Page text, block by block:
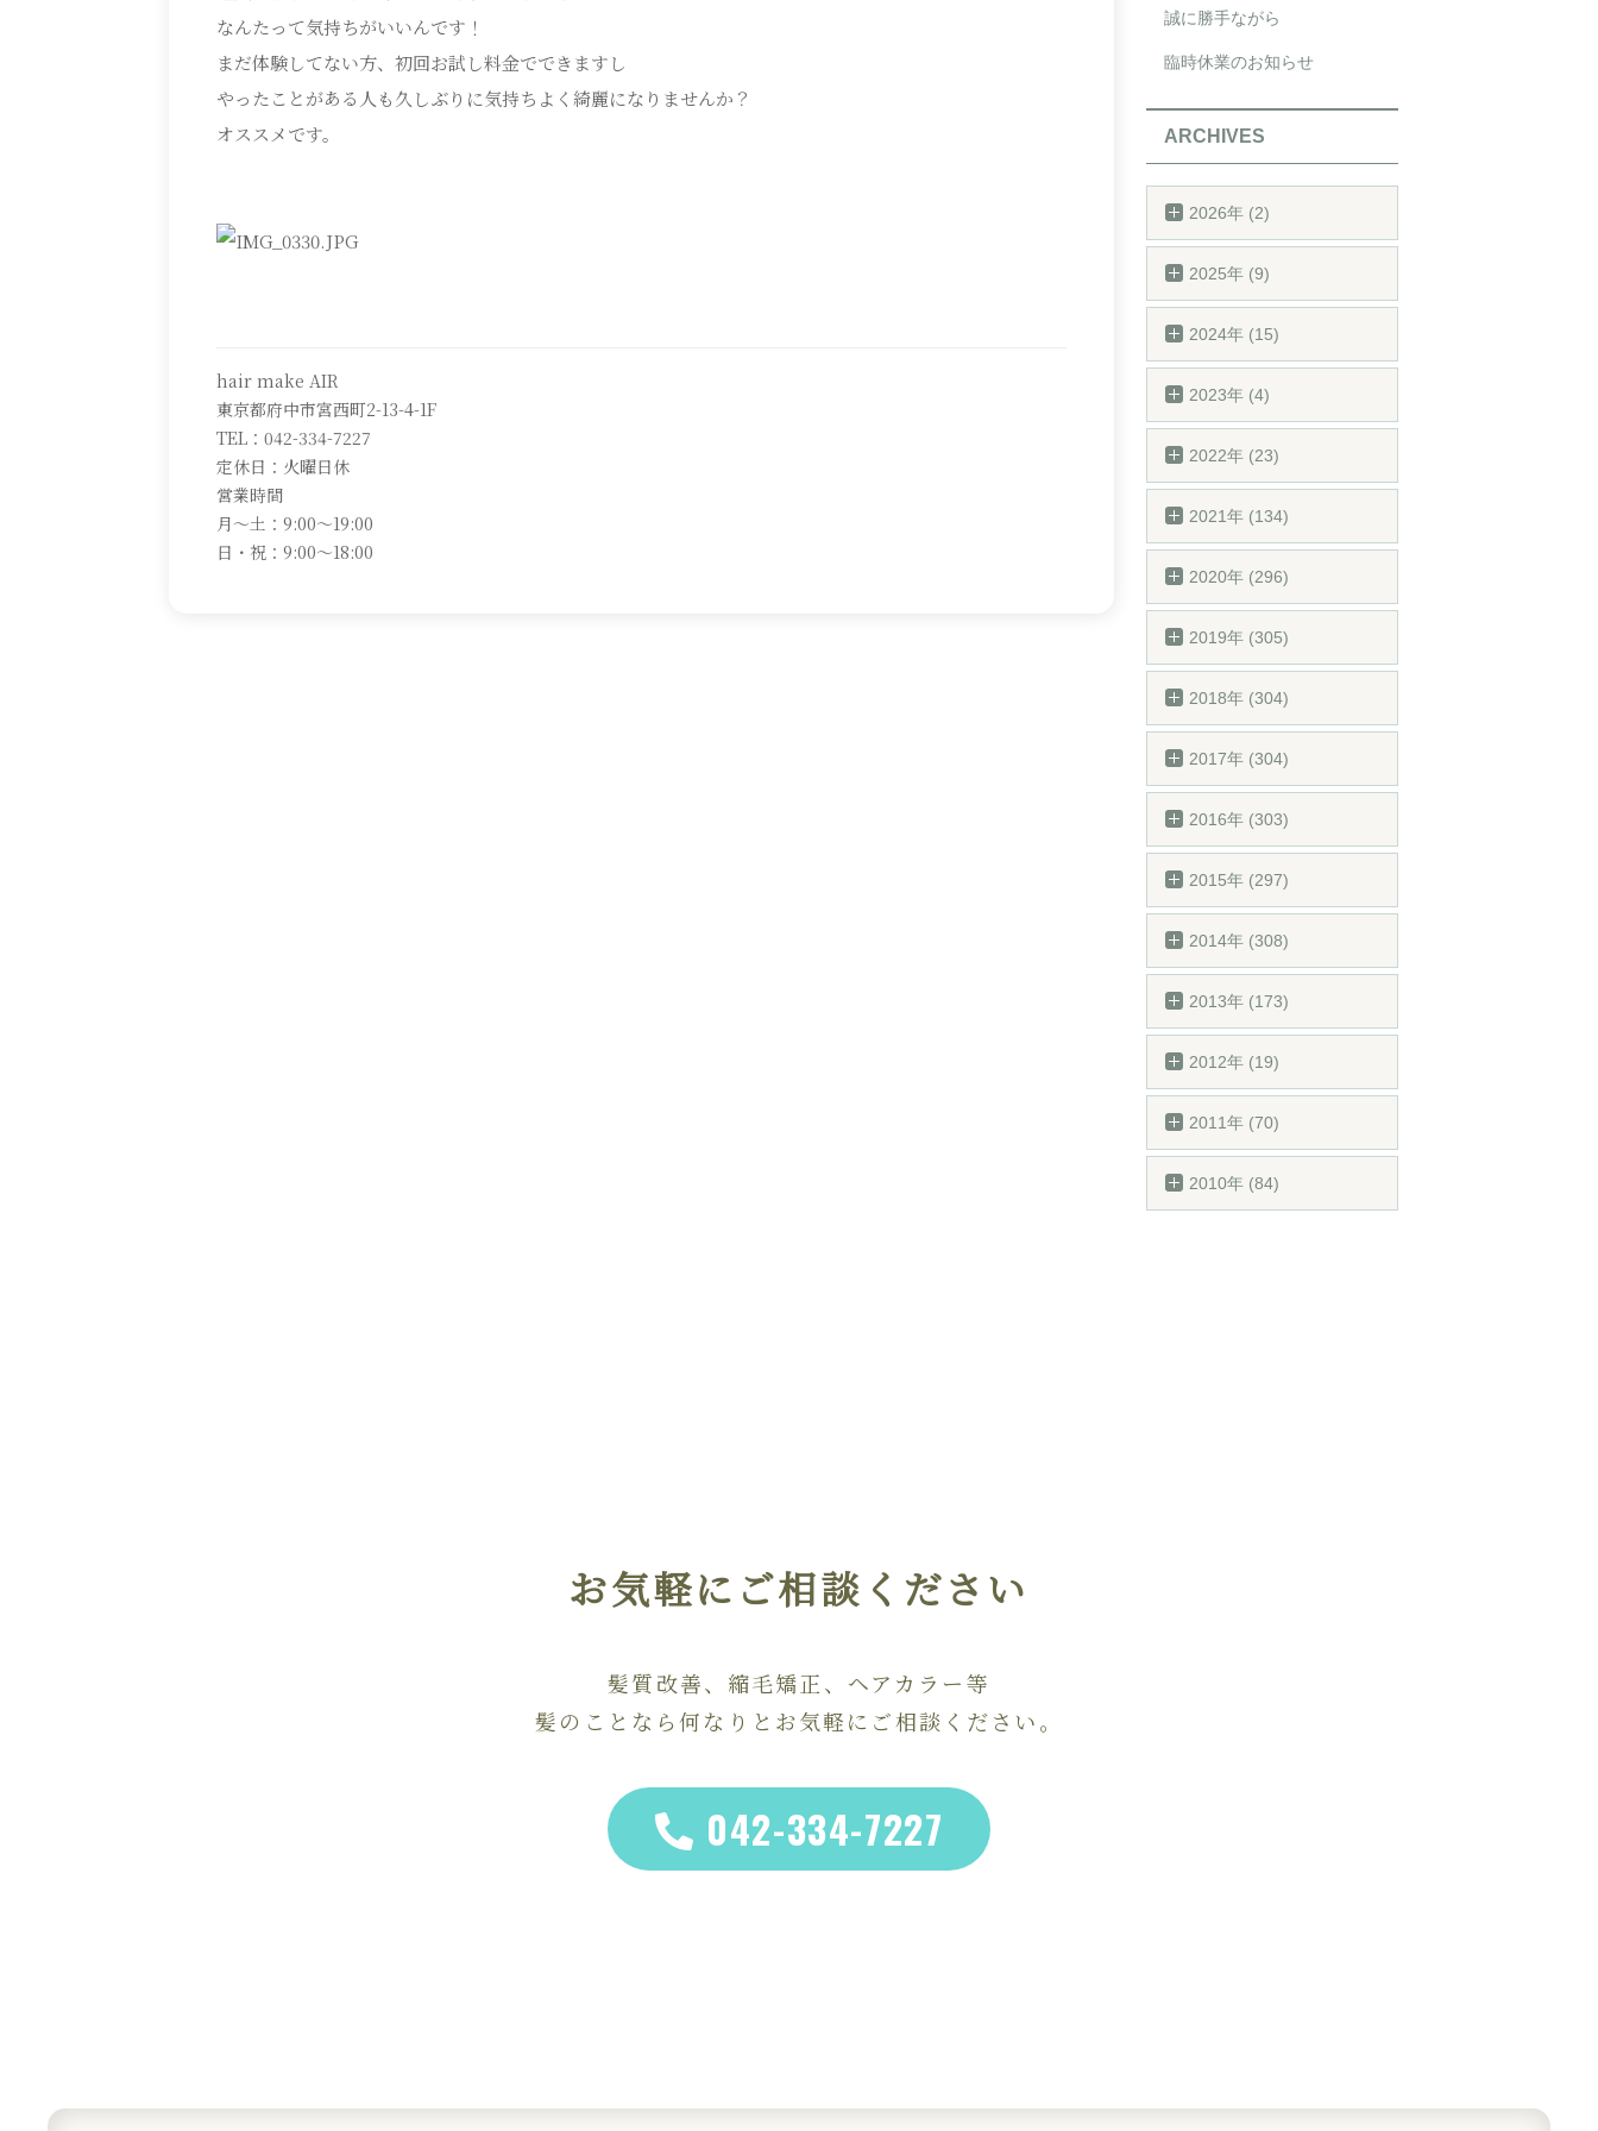
なんたって気持ちがいいんです！
まだ体験してない方、初回お試し料金でできますし
やったことがある人も久しぶりに気持ちよく綺麗になりませんか？
オススメです。
hair make AIR
東京都府中市宮西町2-13-4-1F
TEL：042-334-7227
定休日：火曜日休
営業時間
月～土：9:00～19:00
日・祝：9:00～18:00
誠に勝手ながら
臨時休業のお知らせ
ARCHIVES
2026年 (2)
2025年 (9)
2024年 (15)
2023年 (4)
2022年 (23)
2021年 (134)
2020年 (296)
2019年 (305)
2018年 (304)
2017年 (304)
2016年 (303)
2015年 (297)
2014年 (308)
2013年 (173)
2012年 (19)
2011年 (70)
2010年 (84)
お気軽にご相談ください
髪質改善、縮毛矯正、ヘアカラー等
髪のことなら何なりとお気軽にご相談ください。
042-334-7227